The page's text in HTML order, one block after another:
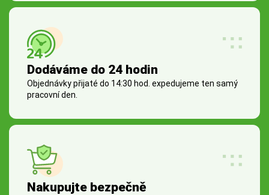
Dodáváme do 24 hodin
Objednávky přijaté do 14:30 hod. expedujeme ten samý
pracovní den.
Nakupujte bezpečně